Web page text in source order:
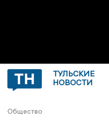
ТУЛЬСКИЕ
НОВОСТИ
Общество